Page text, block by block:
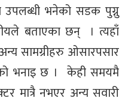
भनेको सडक पुग्नु
बताएका छन् । त्यहाँ
सामग्रीहरु ओसारपसार
भनाइ छ । केही समयमै
मात्रै नभएर अन्य सवारी